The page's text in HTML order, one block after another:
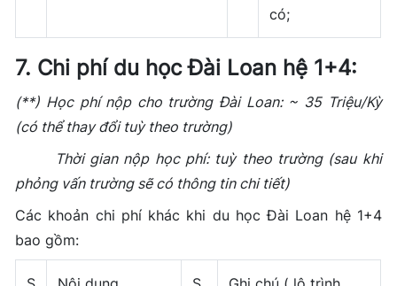
có;
7. Chi phí du học Đài Loan hệ 1+4:
(**) Học phí nộp cho trường Đài Loan: ~ 35 Triệu/Kỳ
(có thể thay đổi tuỳ theo trường)
Thời gian nộp học phí: tuỳ theo trường (sau khi
phỏng vấn trường sẽ có thông tin chi tiết)
Các khoản chi phí khác khi du học Đài Loan hệ 1+4
bao gồm: